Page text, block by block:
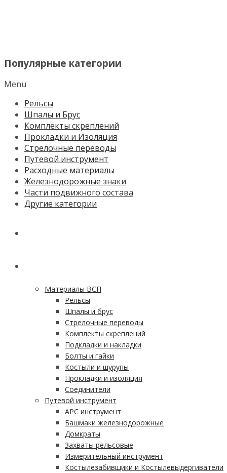
Популярные категории
Menu
Рельсы
Шпалы и Брус
Комплекты скреплений
Прокладки и Изоляция
Стрелочные переводы
Путевой инструмент
Расходные материалы
Железнодорожные знаки
Части подвижного состава
Другие категории
Материалы ВСП
Рельсы
Шпалы и брус
Стрелочные переводы
Комплекты скреплений
Подкладки и накладки
Болты и гайки
Костыли и шурупы
Прокладки и изоляция
Соединители
Путевой инструмент
АРС инструмент
Башмаки железнодорожные
Домкраты
Захваты рельсовые
Измерительный инструмент
Костылезабивщики и Костылевыдергиватели